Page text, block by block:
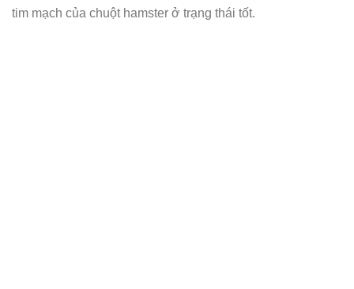
tim mạch của chuột hamster ở trạng thái tốt.